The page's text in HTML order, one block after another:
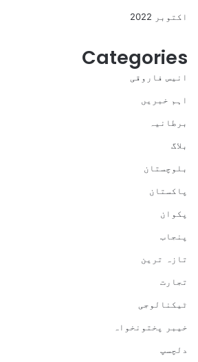
اکتوبر 2022
Categories
انیس فاروقی
اہم خبریں
برطانیہ
بلاگ
بلوچستان
پاکستان
پکوان
پنجاب
تازہ ترین
تجارت
ٹیکنالوجی
خیبر پختونخواہ
دلچسپ